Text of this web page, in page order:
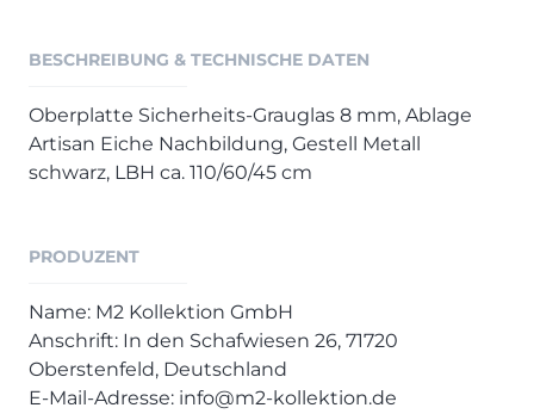
SALE
Wohnzimmer
Schlafzimmer
Esszimmer
BESCHREIBUNG & TECHNISCHE DATEN
Oberplatte Sicherheits-Grauglas 8 mm, Ablage
Artisan Eiche Nachbildung, Gestell Metall
schwarz, LBH ca. 110/60/45 cm
PRODUZENT
Name: M2 Kollektion GmbH
Anschrift: In den Schafwiesen 26, 71720
Oberstenfeld, Deutschland
E-Mail-Adresse: info@m2-kollektion.de